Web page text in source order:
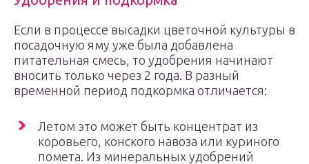
Если в процессе высадки цветочной культуры в
посадочную яму уже была добавлена
питательная смесь, то удобрения начинают
вносить только через 2 года. В разный
временной период подкормка отличается:
Летом это может быть концентрат из
коровьего, конского навоза или куриного
помета. Из минеральных удобрений